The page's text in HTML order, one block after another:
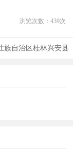
浏览次数： 439次
族自治区桂林兴安县